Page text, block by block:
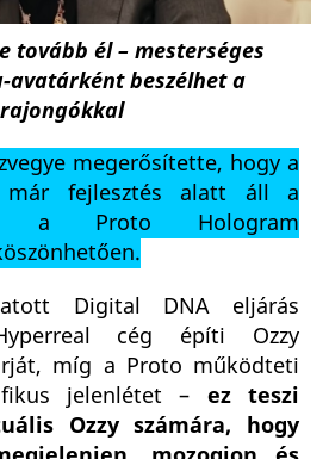
tovább él – mesterséges
avatárként beszélhet a
rajongókkal
megerősítette, hogy a
már fejlesztés alatt áll a
a Proto Hologram
Digital DNA eljárás
cég építi Ozzy
míg a Proto működteti
jelenlétet – ez teszi
Ozzy számára, hogy